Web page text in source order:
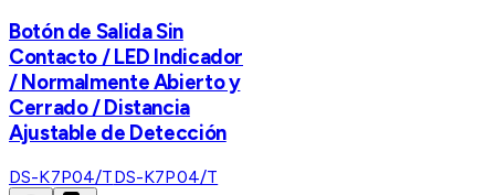
Botón de Salida Sin
Contacto / LED Indicador
/ Normalmente Abierto y
Cerrado / Distancia
Ajustable de Detección
DS-K7P04/TDS-K7P04/T